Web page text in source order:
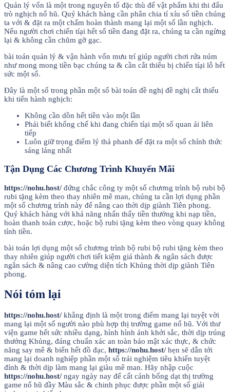
Quản lý vốn là một trong nguyên tố đặc thù để vật phẩm khi thi đấu
trò nghịch nổ hũ. Quý khách hàng cần phân chia tí xíu số tiền chúng
ta với & đặt ra một chấm hoàn thành mang lại một số lần nghịch.
Nếu người chơi chiến tíại hết số tiền đang đặt ra, chúng ta cần ngừng
lại & không cần chũm gỡ gạc.
bài toán quản lý & vận hành vốn mưu trí giúp người chơi rứa núm
như mong mong tiền bạc chúng ta & cần cắt thiểu bị chiến tíại lỗ hết
sức một số.
Đây là một số trong phần một số bài toán đề nghị đề nghị cắt thiểu
khi tiến hành nghịch:
Không cần dồn hết tiền vào một lần
Phải biết khống chế khi đang chiến tíại một số quan ải liên
tiếp
Luôn giữ trọng điểm lý thả phanh để đặt ra một số chính thức
sáng láng nhất
Tận Dụng Các Chương Trình Khuyến Mãi
https://nohu.host/đứng chắc công ty một số chương trình bộ rubi bộ
rubi tặng kèm theo thay nhiên mê man, chúng ta cần lợi dụng phần
một số chương trình này để nâng cao thời dịp giành Tiên phong.
Quý khách hàng với khả năng nhấn thấy tiền thưởng khi nạp tiền,
hoàn thanh toán cược, hoặc bộ rubi tặng kèm theo vòng quay không
tính tiền.
bài toán lợi dụng một số chương trình bộ rubi bộ rubi tặng kèm theo
thay nhiên giúp người chơi tiết kiệm giá thành & ngân sách được
ngân sách & nâng cao cường diện tích Khủng thời dịp giành Tiên
phong.
Nói tóm lại
https://nohu.host/khẳng định là một trong điểm mang lại tuyệt vời
mang lại một số người nào phù hợp thị trường game nổ hũ. Với thư
viện game hết sức nhiều dạng, hình hình ảnh khởi sắc, thời dịp trúng
thưởng Khủng, đáng chuẩn xác an toàn bảo mật xác thực, & chức
năng say mê & biển hết đồ đạc, https://nohu.host/hẹn sẽ dẫn tới
mang lại doanh nghiệp phần một số trải nghiệm tiêu khiển tuyệt
đỉnh & thời dịp làm mang lại giàu mê man. Hãy nhập cuộc
https://nohu.host/ngay ngày nay để cất cánh bổng dạt thị trường
game nổ hũ đầy Màu sắc & chinh phục được phần một số giải